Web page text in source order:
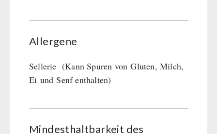
Allergene
Sellerie (Kann Spuren von Gluten, Milch,
Ei und Senf enthalten)
Mindesthaltbarkeit des